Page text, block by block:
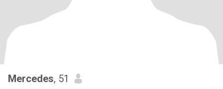
Mercedes, 51